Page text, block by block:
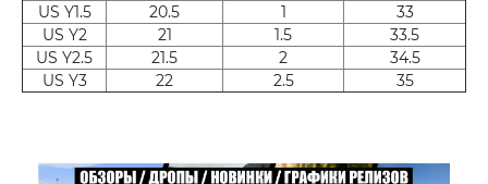
US Y1.5
20.5 1
33
US Y2
21 1.5
33.5
US Y2.5
21.5 2
34.5
US Y3
22 2.5 35